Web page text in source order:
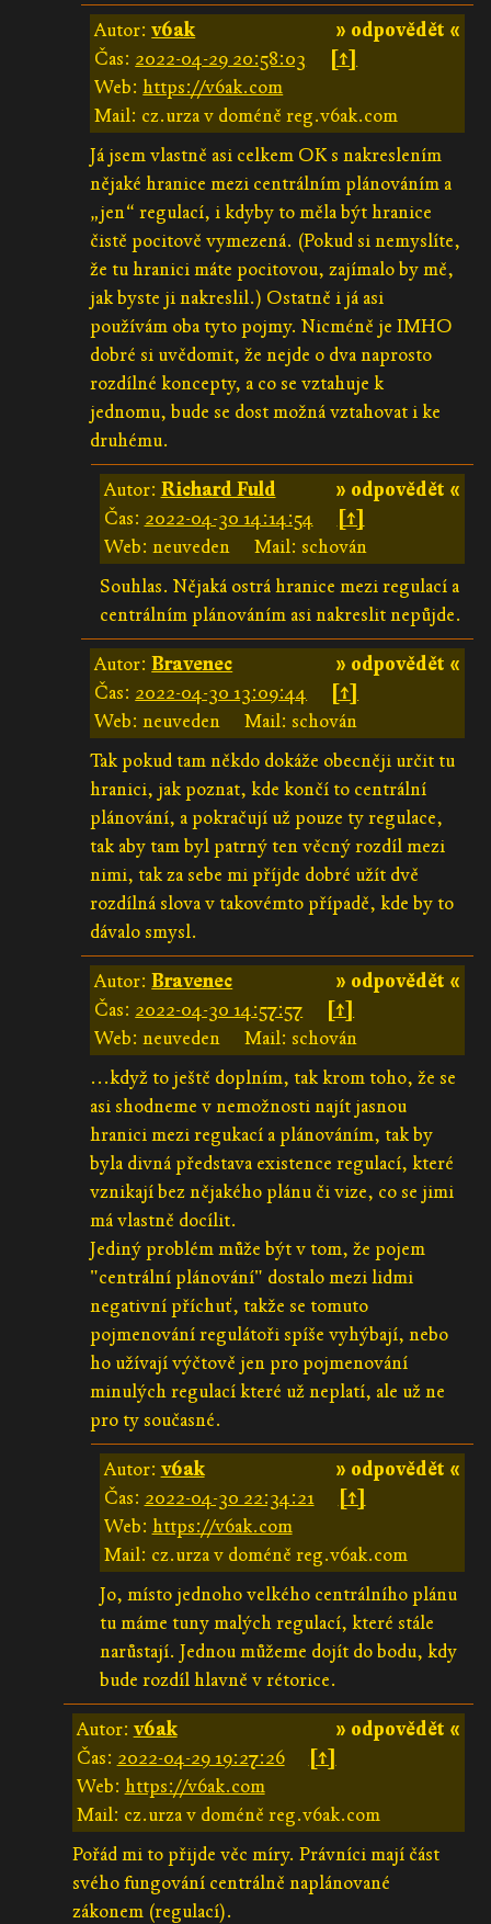
» odpovědět «
Autor:v6ak
Čas: 2022-04-29 20:58:03
[↑]
Web:https://v6ak.com
Mail: cz.urza v doméně reg.v6ak.com
Já jsem vlastně asi celkem OK s nakreslením
nějaké hranice mezi centrálním plánováním a
„jen“ regulací, i kdyby to měla být hranice
čistě pocitově vymezená. (Pokud si nemyslíte,
že tu hranici máte pocitovou, zajímalo by mě,
jak byste ji nakreslil.) Ostatně i já asi
používám oba tyto pojmy. Nicméně je IMHO
dobré si uvědomit, že nejde o dva naprosto
rozdílné koncepty, a co se vztahuje k
jednomu, bude se dost možná vztahovat i ke
druhému.
» odpovědět «
Autor: Richard Fuld
Čas: 2022-04-30 14:14:54
[↑]
Web: neuveden
Mail: schován
Souhlas. Nějaká ostrá hranice mezi regulací a
centrálním plánováním asi nakreslit nepůjde.
» odpovědět «
Autor:Bravenec
Čas: 2022-04-30 13:09:44
[↑]
Web: neuveden
Mail: schován
Tak pokud tam někdo dokáže obecněji určit tu
hranici, jak poznat, kde končí to centrální
plánování, a pokračují už pouze ty regulace,
tak aby tam byl patrný ten věcný rozdíl mezi
nimi, tak za sebe mi příjde dobré užít dvě
rozdílná slova v takovémto případě, kde by to
dávalo smysl.
» odpovědět «
Autor:Bravenec
Čas: 2022-04-30 14:57:57
[↑]
Web: neuveden
Mail: schován
...když to ještě doplním, tak krom toho, že se
asi shodneme v nemožnosti najít jasnou
hranici mezi regukací a plánováním, tak by
byla divná představa existence regulací, které
vznikají bez nějakého plánu či vize, co se jimi
má vlastně docílit.
Jediný problém může být v tom, že pojem
"centrální plánování" dostalo mezi lidmi
negativní příchuť, takže se tomuto
pojmenování regulátoři spíše vyhýbají, nebo
ho užívají výčtově jen pro pojmenování
minulých regulací které už neplatí, ale už ne
pro ty současné.
» odpovědět «
Autor: v6ak
Čas: 2022-04-30 22:34:21
[↑]
Web: https://v6ak.com
Mail: cz.urza v doméně reg.v6ak.com
Jo, místo jednoho velkého centrálního plánu
tu máme tuny malých regulací, které stále
narůstají. Jednou můžeme dojít do bodu, kdy
bude rozdíl hlavně v rétorice.
» odpovědět «
Autor: v6ak
Čas: 2022-04-29 19:27:26
[↑]
Web: https://v6ak.com
Mail: cz.urza v doméně reg.v6ak.com
Pořád mi to přijde věc míry. Právníci mají část
svého fungování centrálně naplánované
zákonem (regulací).